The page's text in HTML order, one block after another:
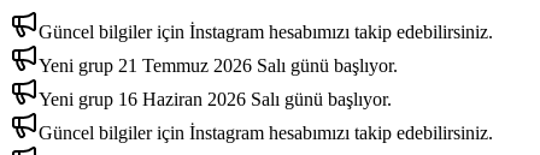
Güncel bilgiler için İnstagram hesabımızı takip edebilirsiniz.
Yeni grup 21 Temmuz 2026 Salı günü başlıyor.
Yeni grup 16 Haziran 2026 Salı günü başlıyor.
Güncel bilgiler için İnstagram hesabımızı takip edebilirsiniz.